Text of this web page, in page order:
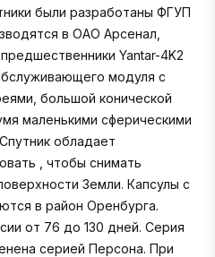
были разработаны ФГУП
в ОАО Арсенал,
Yantar-4K2
модуля с
большой конической
маленькими сферическими
обладает
, чтобы снимать
Земли. Капсулы с
в район Оренбурга.
от 76 до 130 дней. Серия
серией Персона. При